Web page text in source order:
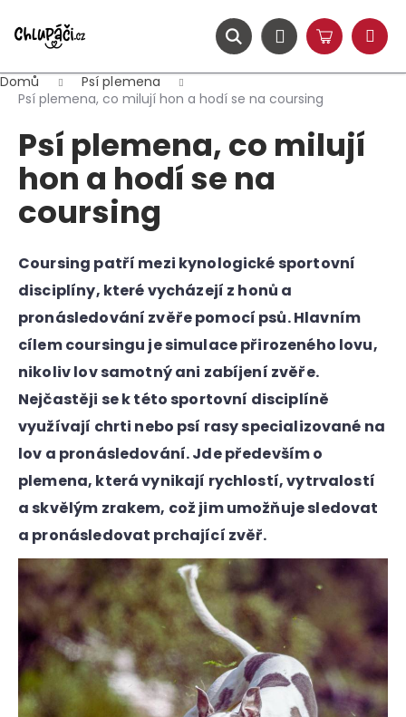
obsah
HledatPřihlášení
Nákupní
košík
Menu
Domů
Psí plemena
Psí plemena, co milují hon a hodí se na coursing
Psí plemena, co milují
hon a hodí se na
coursing
Coursing patří mezi kynologické sportovní
disciplíny, které vycházejí z honů a
pronásledování zvěře pomocí psů. Hlavním
cílem coursingu je simulace přirozeného lovu,
nikoliv lov samotný ani zabíjení zvěře.
Nejčastěji se k této sportovní disciplíně
využívají chrti nebo psí rasy specializované na
lov a pronásledování. Jde především o
plemena, která vynikají rychlostí, vytrvalostí
a skvělým zrakem, což jim umožňuje sledovat
a pronásledovat prchající zvěř.
í
ZPĚT
ZPĚT
C
p
o
t
ř
b
u
j
e
t
e
n
a
j
í
t
?
HLEDAT